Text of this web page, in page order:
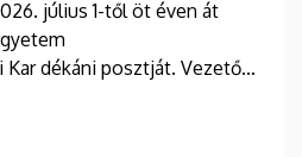
július 1-től öt éven át
dékáni posztját. Vezetői
szán a kar
klasszikus